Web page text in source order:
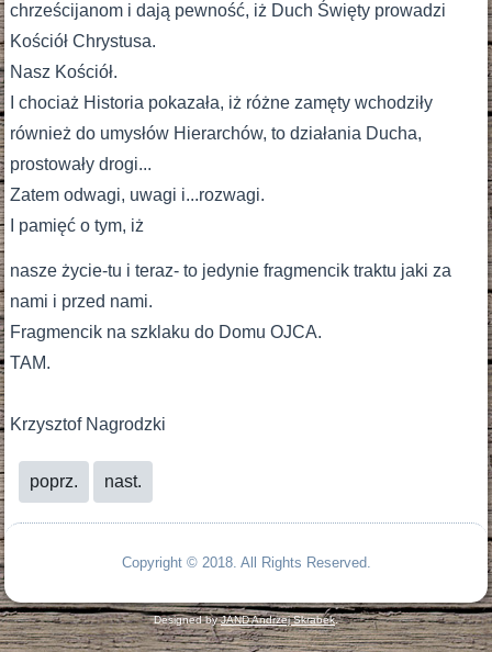
chrześcijanom i dają pewność, iż Duch Święty prowadzi
Kościół Chrystusa.
Nasz Kościół.
I chociaż Historia pokazała, iż różne zamęty wchodziły
również do umysłów Hierarchów, to działania Ducha,
prostowały drogi...
Zatem odwagi, uwagi i...rozwagi.
I pamięć o tym, iż
nasze życie-tu i teraz- to jedynie fragmencik traktu jaki za
nami i przed nami.
Fragmencik na szklaku do Domu OJCA.
TAM.
Krzysztof Nagrodzki
poprz. nast.
Copyright © 2018. All Rights Reserved.
Designed byJAND Andrzej Skrabek.